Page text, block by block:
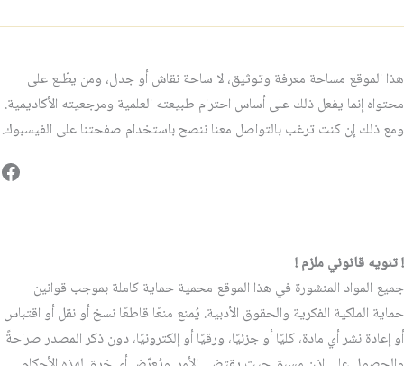
هذا الموقع مساحة معرفة وتوثيق، لا ساحة نقاش أو جدل، ومن يطّلع على
محتواه إنما يفعل ذلك على أساس احترام طبيعته العلمية ومرجعيته الأكاديمية.
ومع ذلك إن كنت ترغب بالتواصل معنا ننصح باستخدام صفحتنا على الفيسبوك.
! تنويه قانوني ملزم !
جميع المواد المنشورة في هذا الموقع محمية حماية كاملة بموجب قوانين
حماية الملكية الفكرية والحقوق الأدبية. يُمنع منعًا قاطعًا نسخ أو نقل أو اقتباس
أو إعادة نشر أي مادة، كليًا أو جزئيًا، ورقيًا أو إلكترونيًا، دون ذكر المصدر صراحةً